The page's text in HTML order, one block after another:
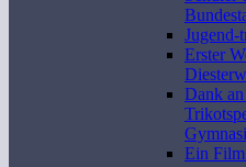
Erster
Dank
Ein